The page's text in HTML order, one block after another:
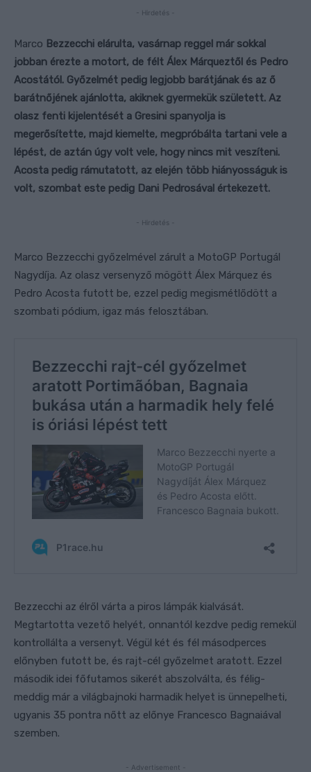
- Hirdetés -
Marco Bezzecchi elárulta, vasárnap reggel már sokkal
jobban érezte a motort, de félt Álex Márqueztől és Pedro
Acostától. Győzelmét pedig legjobb barátjának és az ő
barátnőjének ajánlotta, akiknek gyermekük született. Az
olasz fenti kijelentését a Gresini spanyolja is
megerősítette, majd kiemelte, megpróbálta tartani vele a
lépést, de aztán úgy volt vele, hogy nincs mit veszíteni.
Acosta pedig rámutatott, az elején több hiányosságuk is
volt, szombat este pedig Dani Pedrosával értekezett.
- Hirdetés -
Marco Bezzecchi győzelmével zárult a MotoGP Portugál
Nagydíja. Az olasz versenyző mögött Álex Márquez és
Pedro Acosta futott be, ezzel pedig megismétlődött a
szombati pódium, igaz más felosztában.
Bezzecchi az élről várta a piros lámpák kialvását.
Megtartotta vezető helyét, onnantól kezdve pedig remekül
kontrollálta a versenyt. Végül két és fél másodperces
előnyben futott be, és rajt-cél győzelmet aratott. Ezzel
második idei főfutamos sikerét abszolválta, és félig-
meddig már a világbajnoki harmadik helyet is ünnepelheti,
ugyanis 35 pontra nőtt az előnye Francesco Bagnaiával
szemben.
- Advertisement -